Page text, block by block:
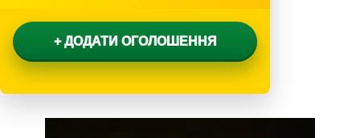
+ ДОДАТИ ОГОЛОШЕННЯ